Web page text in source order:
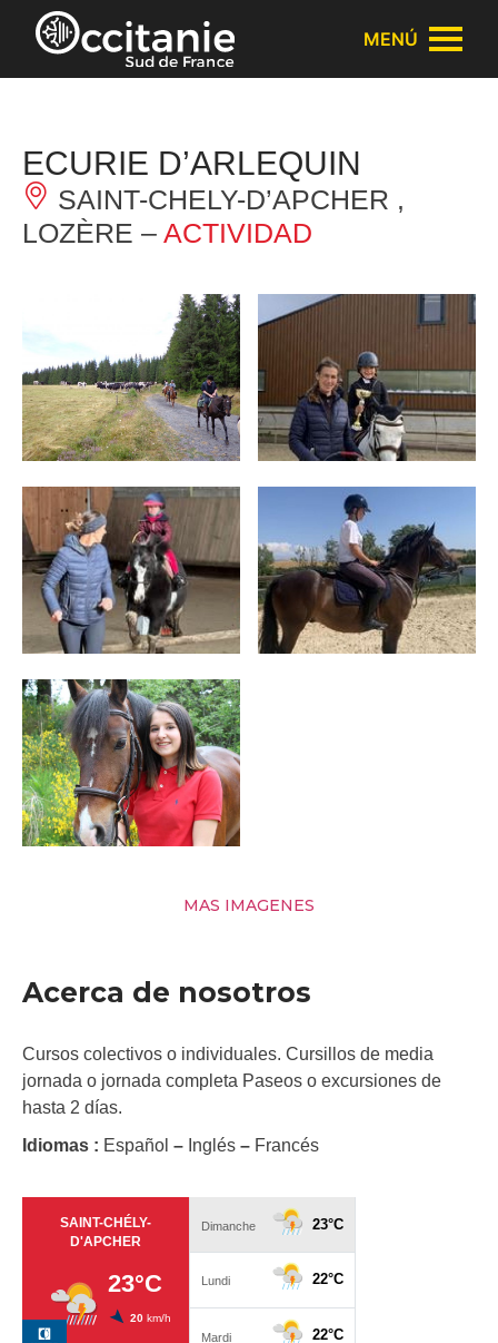
Panel de gestión de cookies
MENÚ
ECURIE D’ARLEQUIN
SAINT-CHELY-D’APCHER ,
LOZÈRE – ACTIVIDAD
MAS IMAGENES
Acerca de nosotros
Cursos colectivos o individuales. Cursillos de media
jornada o jornada completa Paseos o excursiones de
hasta 2 días.
Idiomas : Español – Inglés – Francés